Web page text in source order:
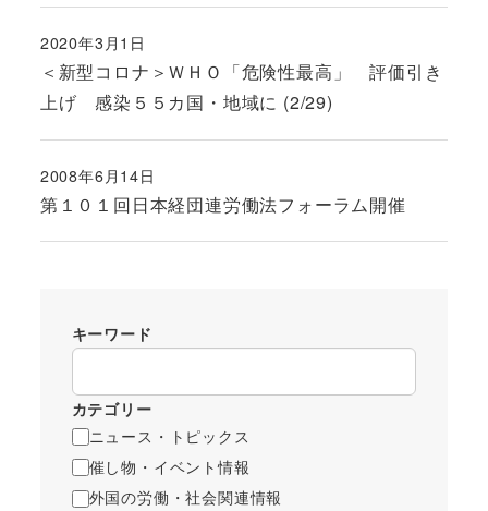
＜新型コロナ＞ＷＨＯ「危険性最高」 評価引き
上げ 感染５５カ国・地域に (2/29)
投稿日
2020年3月1日
第１０１回日本経団連労働法フォーラム開催
投稿日
2008年6月14日
キーワード
カテゴリー
ニュース・トピックス
催し物・イベント情報
外国の労働・社会関連情報